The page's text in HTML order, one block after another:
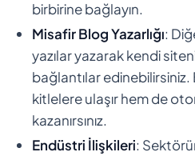
birbirine bağlayın.
Misafir Blog Yazarlığı:
yazılar yazarak kendi
bağlantılar edinebilirsiniz.
kitlelere ulaşır hem de
kazanırsınız.
Endüstri İlişkileri: